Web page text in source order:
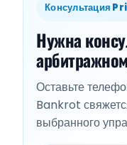
Консультация
Нужна
Оставьте
Bankrot
выбранного